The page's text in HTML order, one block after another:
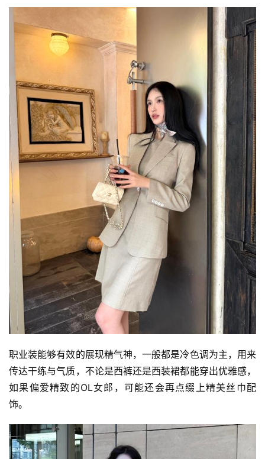
职业装能够有效的展现精气神，一般都是冷色调为主，用来
传达干练与气质，不论是西裤还是西装裙都能穿出优雅感，
如果偏爱精致的OL女郎，可能还会再点缀上精美丝巾配
饰。